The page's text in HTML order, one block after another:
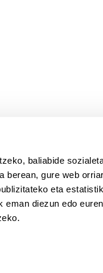
baliabide
berean, gure web
eta
diezun edo